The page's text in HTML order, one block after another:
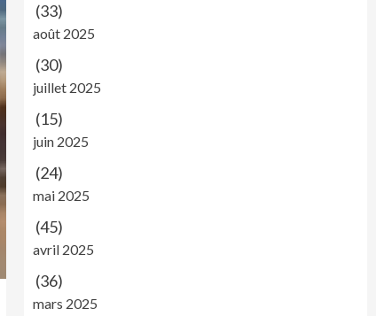
(33)
août 2025
(30)
juillet 2025
(15)
juin 2025
(24)
mai 2025
(45)
avril 2025
(36)
mars 2025